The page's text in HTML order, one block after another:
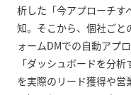
析した「今アプローチす
知。そこから、個社ごと
ォームDMでの自動アプ
「ダッシュボードを分
を実際のリード獲得や